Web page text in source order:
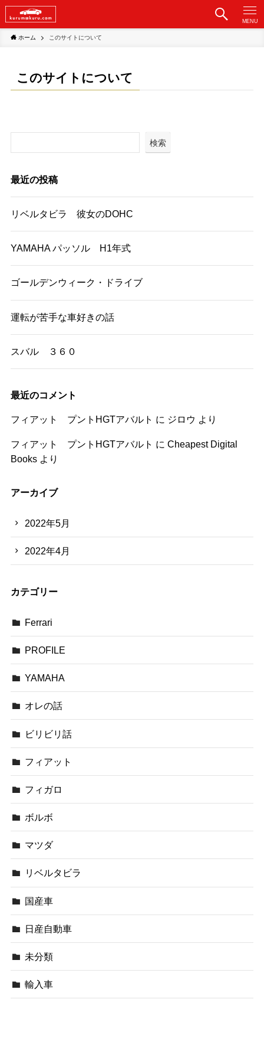
MENU
ホーム このサイトについて
このサイトについて
検索
最近の投稿
リベルタビラ 彼女のDOHC
YAMAHA パッソル H1年式
ゴールデンウィーク・ドライブ
運転が苦手な車好きの話
スバル ３６０
最近のコメント
フィアット プントHGTアバルト に ジロウ より
フィアット プントHGTアバルト に Cheapest Digital
Booksより
アーカイブ
2022年5月
2022年4月
カテゴリー
Ferrari
PROFILE
YAMAHA
オレの話
ビリビリ話
フィアット
フィガロ
ボルボ
マツダ
リベルタビラ
国産車
日産自動車
未分類
輸入車